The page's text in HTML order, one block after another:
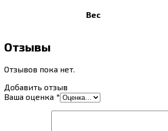
Вес
Отзывы
Отзывов пока нет.
Добавить отзыв
Ваша оценка *